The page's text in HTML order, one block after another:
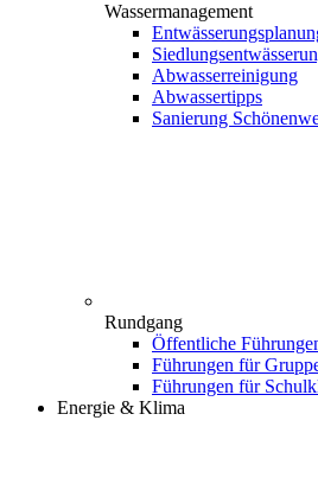
Wassermanagement
Abwasserreinigung
Abwassertipps
Sanierung
Rundgang
Öffentliche
Führungen für
Führungen für
Energie & Klima